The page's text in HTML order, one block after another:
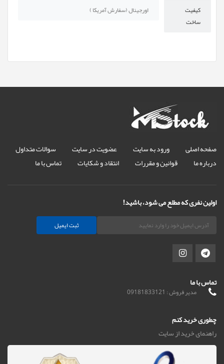
کیفیت
ساخت
اورجینال (سفارش آمریکا )
صفحه اصلی ورود به سایت عضویت در سایت
سوالات متداول
درباره ما
قوانین و مقررات انتقاد و شکایات تماس با ما
اولین نفری که مطلع می شود، باشید!
ثبت ایمیل
تماس با ما
مدیر فروش : 09181833121
چطوری خرید کنم
راهنمای خرید از سایت